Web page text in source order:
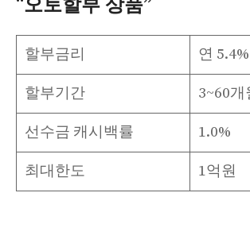
“오토할부 상품”
할부금리 연
할부기간 3~60개
선수금 캐시백률 1.0%
최대한도 1억원